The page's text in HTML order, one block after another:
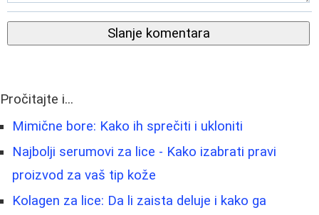
Slanje komentara
Pročitajte i...
Mimične bore: Kako ih sprečiti i ukloniti
Najbolji serumovi za lice - Kako izabrati pravi
proizvod za vaš tip kože
Kolagen za lice: Da li zaista deluje i kako ga